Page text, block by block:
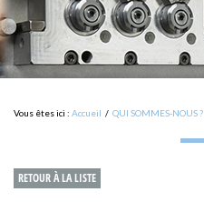
Vous êtes ici : Accueil / QUI SOMMES-NOUS ?
RETOUR À LA LISTE